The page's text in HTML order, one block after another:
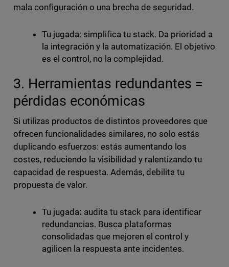
mala configuración o una brecha de seguridad.
Tu jugada: simplifica tu stack. Da prioridad a
la integración y la automatización. El objetivo
es el control, no la complejidad.
3. Herramientas redundantes =
pérdidas económicas
Si utilizas productos de distintos proveedores que
ofrecen funcionalidades similares, no solo estás
duplicando esfuerzos: estás aumentando los
costes, reduciendo la visibilidad y ralentizando tu
capacidad de respuesta. Además, debilita tu
propuesta de valor.
Tu jugada: audita tu stack para identificar
redundancias. Busca plataformas
consolidadas que mejoren el control y
agilicen la respuesta ante incidentes.